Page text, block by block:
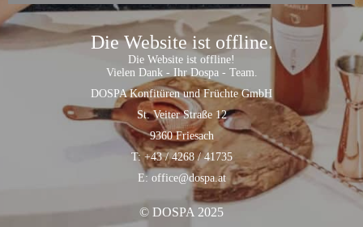
Die Website ist offline.
Die Website ist offline!
Vielen Dank - Ihr Dospa - Team.
DOSPA Konfitüren und Früchte GmbH
St. Veiter Straße 12
9360 Friesach
T: +43 / 4268 / 41735
E: office@dospa.at
© DOSPA 2025